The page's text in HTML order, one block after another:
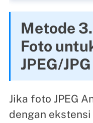
Metode
Foto
JPEG/
Jika foto JPEG
dengan